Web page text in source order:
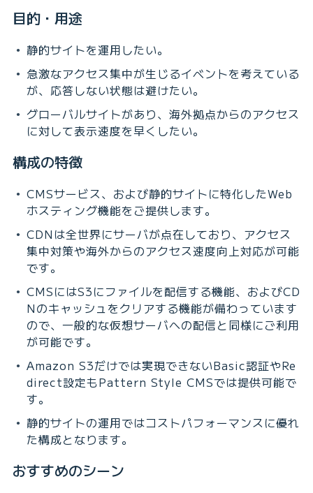
目的・用途
静的サイトを運用したい。
急激なアクセス集中が生じるイベントを考えている
が、応答しない状態は避けたい。
グローバルサイトがあり、海外拠点からのアクセス
に対して表示速度を早くしたい。
構成の特徴
CMSサービス、および静的サイトに特化したWeb
ホスティング機能をご提供します。
CDNは全世界にサーバが点在しており、アクセス
集中対策や海外からのアクセス速度向上対応が可能
です。
CMSにはS3にファイルを配信する機能、およびCD
Nのキャッシュをクリアする機能が備わっています
ので、一般的な仮想サーバへの配信と同様にご利用
が可能です。
Amazon S3だけでは実現できないBasic認証やRe
direct設定もPattern Style CMSでは提供可能で
す。
静的サイトの運用ではコストパフォーマンスに優れ
た構成となります。
おすすめのシーン